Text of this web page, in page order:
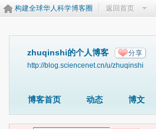
构建全球华人科学博客圈 返回首页
zhuqinshi的个人博客 分享
http://blog.sciencenet.cn/u/zhuqinshi
博客首页 动态 博文